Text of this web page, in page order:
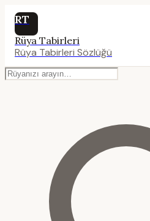
RT
Rüya Tabirleri
Rüya Tabirleri Sözlüğü